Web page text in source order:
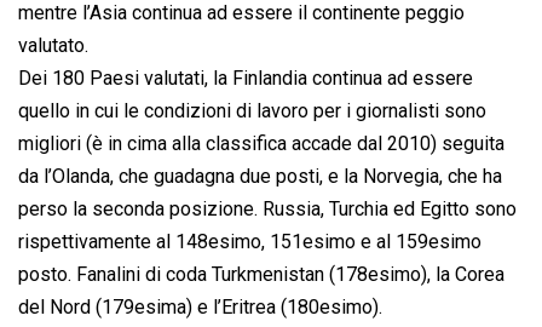
mentre l’Asia continua ad essere il continente peggio
valutato.
Dei 180 Paesi valutati, la Finlandia continua ad essere
quello in cui le condizioni di lavoro per i giornalisti sono
migliori (è in cima alla classifica accade dal 2010) seguita
da l’Olanda, che guadagna due posti, e la Norvegia, che ha
perso la seconda posizione. Russia, Turchia ed Egitto sono
rispettivamente al 148esimo, 151esimo e al 159esimo
posto. Fanalini di coda Turkmenistan (178esimo), la Corea
del Nord (179esima) e l’Eritrea (180esimo).